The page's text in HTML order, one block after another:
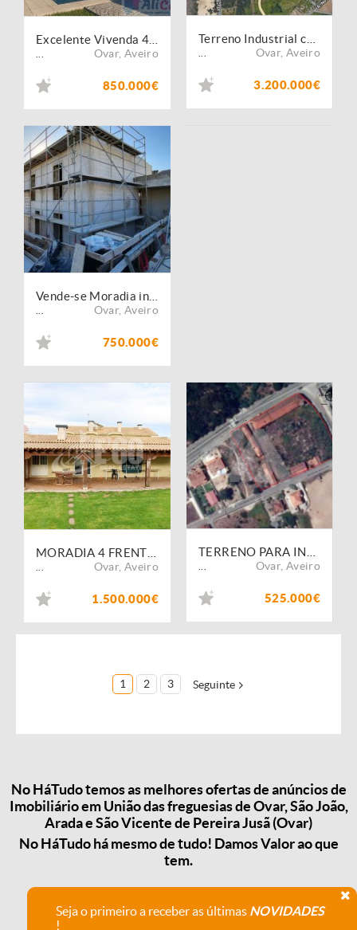
Ovar, Aveiro
850.000€
Ovar, Aveiro
3.200.000€
Ovar, Aveiro
750.000€
Ovar, Aveiro
1.500.000€
Ovar, Aveiro
525.000€
1 2 3 Seguinte
No HáTudo temos as melhores ofertas de anúncios de
Imobiliário em União das freguesias de Ovar, São João,
Arada e São Vicente de Pereira Jusã (Ovar)
No HáTudo há mesmo de tudo! Damos Valor ao que
tem.
Seja o primeiro a receber as últimas NOVIDADES
!